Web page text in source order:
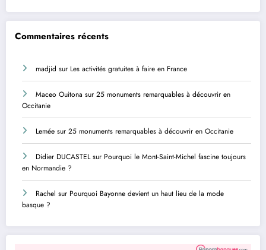
Commentaires récents
madjid sur Les activités gratuites à faire en France
Maceo Ouitona sur 25 monuments remarquables à découvrir en
Occitanie
Lemée sur 25 monuments remarquables à découvrir en Occitanie
Didier DUCASTELsur Pourquoi le Mont-Saint-Michel fascine toujours
en Normandie ?
Rachel sur Pourquoi Bayonne devient un haut lieu de la mode
basque ?